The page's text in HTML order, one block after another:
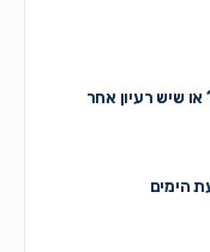
שיש רעיון אחר
הימים